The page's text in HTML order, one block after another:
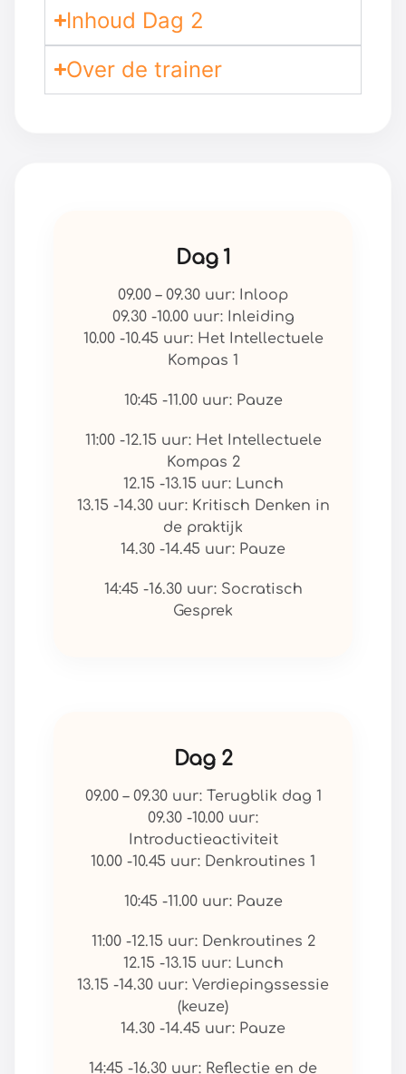
Inhoud Dag 2
Over de trainer
Dag 1
09.00 – 09.30 uur: Inloop
09.30 -10.00 uur: Inleiding
10.00 -10.45 uur: Het Intellectuele
Kompas 1
10:45 -11.00 uur: Pauze
11:00 -12.15 uur: Het Intellectuele
Kompas 2
12.15 -13.15 uur: Lunch
13.15 -14.30 uur: Kritisch Denken in
de praktijk
14.30 -14.45 uur: Pauze
14:45 -16.30 uur: Socratisch
Gesprek
Dag 2
09.00 – 09.30 uur: Terugblik dag 1
09.30 -10.00 uur:
Introductieactiviteit
10.00 -10.45 uur: Denkroutines 1
10:45 -11.00 uur: Pauze
11:00 -12.15 uur: Denkroutines 2
12.15 -13.15 uur: Lunch
13.15 -14.30 uur: Verdiepingssessie
(keuze)
14.30 -14.45 uur: Pauze
14:45 -16.30 uur: Reflectie en de